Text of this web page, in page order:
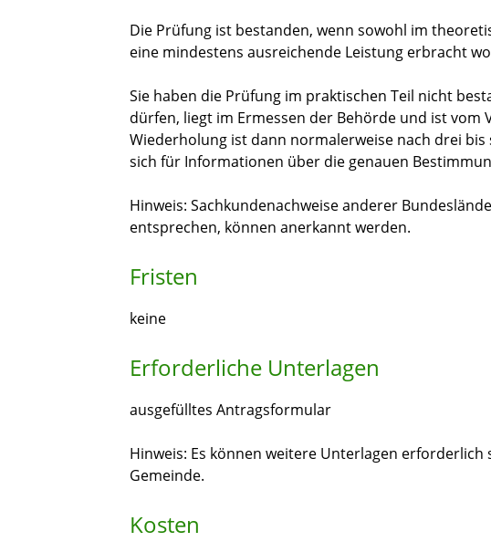
Die Prüfung ist bestanden, wenn sowohl im
eine mindestens ausreichende Leistung erbracht
Sie haben die Prüfung im praktischen Teil nicht
dürfen, liegt im Ermessen der Behörde und ist vom
Wiederholung ist dann normalerweise nach drei bis
sich für Informationen über die genauen
Hinweis: Sachkundenachweise anderer
entsprechen, können anerkannt werden.
Fristen
keine
Erforderliche Unterlagen
ausgefülltes Antragsformular
Hinweis: Es können weitere Unterlagen erforderlich
Gemeinde.
Kosten